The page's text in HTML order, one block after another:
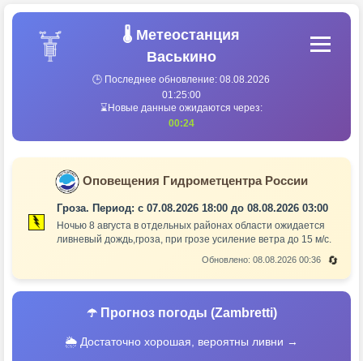
🌡️ Метеостанция
Васькино
🕒 Последнее обновление:08.08.2026
01:25:00
⌛Новые данные ожидаются через:
00:24
Оповещения Гидрометцентра России
Гроза. Период: с 07.08.2026 18:00 до 08.08.2026 03:00
Ночью 8 августа в отдельных районах области ожидается
ливневый дождь,гроза, при грозе усиление ветра до 15 м/с.
Обновлено: 08.08.2026 00:36 🔄
☂️ Прогноз погоды (Zambretti)
🌦 Достаточно хорошая, вероятны ливни →